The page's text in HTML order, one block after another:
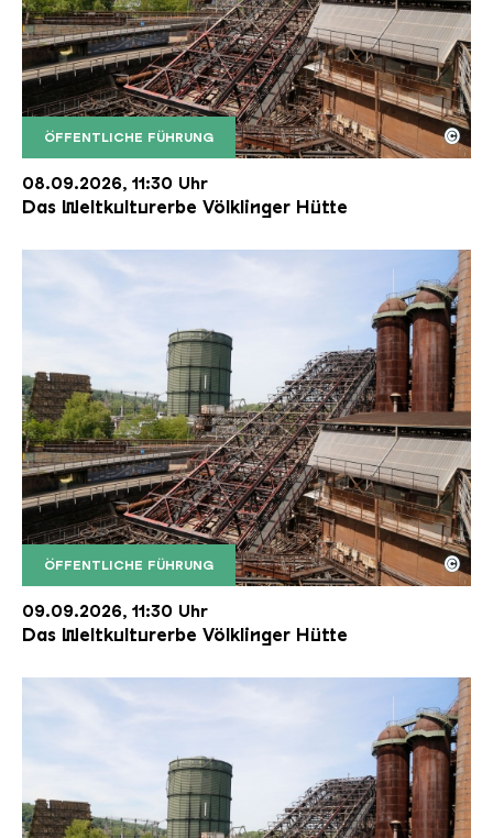
ÖFFENTLICHE FÜHRUNG
Der Erzschrägaufzug der Völklinger Hütte mit
Copyright: Weltkulturerbe Völklinger Hütte | Karl
©
08.09.2026, 11:30 Uhr
Das Weltkulturerbe Völklinger Hütte
ÖFFENTLICHE FÜHRUNG
Der Erzschrägaufzug der Völklinger Hütte mit
Copyright: Weltkulturerbe Völklinger Hütte | Karl
©
09.09.2026, 11:30 Uhr
Das Weltkulturerbe Völklinger Hütte